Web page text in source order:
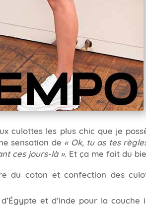
culottes les plus chic que je
sensation de « Ok, tu as tes
ces jours-là ». Et ça me fait du
du coton et confection des
et d’Inde pour la